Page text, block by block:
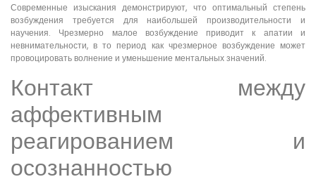
Современные изыскания демонстрируют, что оптимальный степень
возбуждения требуется для наибольшей производительности и
научения. Чрезмерно малое возбуждение приводит к апатии и
невнимательности, в то период как чрезмерное возбуждение может
провоцировать волнение и уменьшение ментальных значений.
Контакт между
аффективным
реагированием и
осознанностью